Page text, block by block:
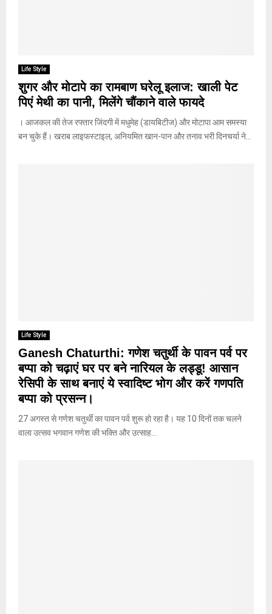
Life Style
शुगर और मोटापे का रामबाण घरेलू इलाज: खाली पेट
पिएं मेथी का पानी, मिलेंगे चौंकाने वाले फायदे
। आजकल की तेज रफ्तार जिंदगी में मधुमेह (डायबिटीज) और मोटापा आम समस्या
बन चुके हैं। खराब लाइफस्टाइल, अनियमित खान-पान और तनाव भरी दिनचर्या ने...
Life Style
Ganesh Chaturthi: गणेश चतुर्थी के पावन पर्व पर
बप्पा को चढ़ाएं घर पर बने नारियल के लड्डू! आसान
रेसिपी के साथ बनाएं ये स्वादिष्ट भोग और करें गणपति
बप्पा को प्रसन्न।
27 अगस्त से गणेश चतुर्थी का पावन पर्व शुरू हो रहा है। यह 10 दिनों तक चलने
वाला उत्सव भगवान गणेश की भक्ति और उत्साह...